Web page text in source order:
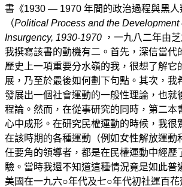
書《1930 — 1970 年間的政治過程與黑人
（Political Process and the Development
Insurgency, 1930-1970 ，一九八二年由
我撰寫該書的動機有二。首先，深信當代
歷史上一項重要分水嶺的我，很想了解它
展，乃至於最後如何劃下句點。其次，我
發展出一個社會運動的一般性理論，也就
程論。然而，在從事研究的同時，第二本
心中成形。在研究民權運動的時候，我很
在該時期的各種運動（例如女性解放運動
任要角的領導者，都是在民權運動中經歷
驗。當時我還不知道這種情況竟是如此普
美國在一九六○年代及七○年代初社運百